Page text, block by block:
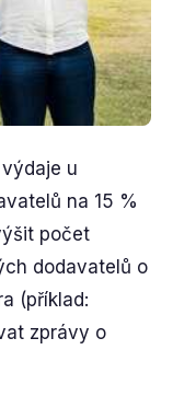
u
na 15 %
počet
dodavatelů o
(příklad:
zprávy o